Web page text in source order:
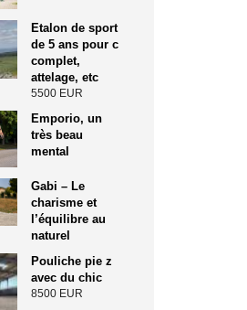
Etalon de sport
de 5 ans pour c
complet,
attelage, etc
5500 EUR
Emporio, un
très beau
mental
Gabi – Le
charisme et
l’équilibre au
naturel
Pouliche pie z
avec du chic
8500 EUR